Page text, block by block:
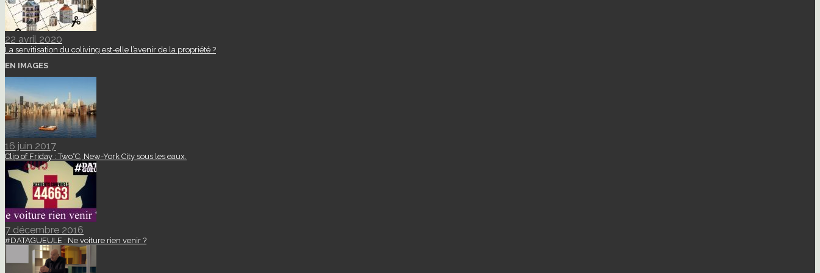
22 avril 2020
La servitisation du coliving est-elle l’avenir de la propriété ?
EN IMAGES
16 juin 2017
Clip of Friday : Two°C, New-York City sous les eaux.
7 décembre 2016
#DATAGUEULE : Ne voiture rien venir ?